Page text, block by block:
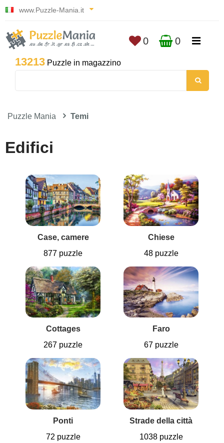
www.Puzzle-Mania.it
13213 Puzzle in magazzino
0 0
Puzzle Mania Temi
Edifici
Case, camere
877 puzzle
Chiese
48 puzzle
Cottages
267 puzzle
Faro
67 puzzle
Ponti
72 puzzle
Strade della città
1038 puzzle